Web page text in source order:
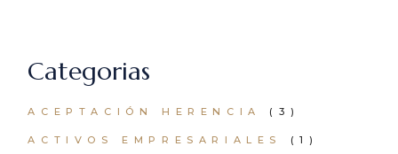
Categorias
ACEPTACIÓN HERENCIA (3)
ACTIVOS EMPRESARIALES (1)